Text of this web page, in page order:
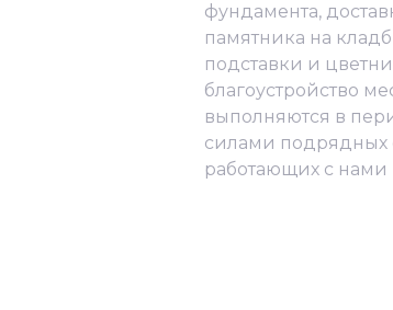
фундамента,
памятника на
подставки и
благоустройство
выполняются в
силами подрядных
работающих с нами